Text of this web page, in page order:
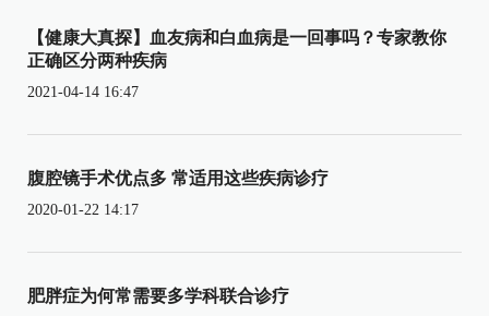
【健康大真探】血友病和白血病是一回事吗？专家教你
正确区分两种疾病
2021-04-14 16:47
腹腔镜手术优点多 常适用这些疾病诊疗
2020-01-22 14:17
肥胖症为何常需要多学科联合诊疗